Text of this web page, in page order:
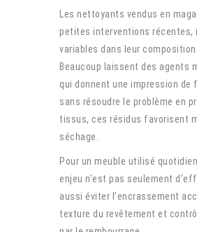
Les nettoyants vendus en
petites interventions récentes,
variables dans leur
Beaucoup laissent des agents
qui donnent une impression de
sans résoudre le problème en
tissus, ces résidus favorisent
séchage.
Pour un meuble utilisé
enjeu n’est pas seulement
aussi éviter l’encrassement
texture du revêtement et